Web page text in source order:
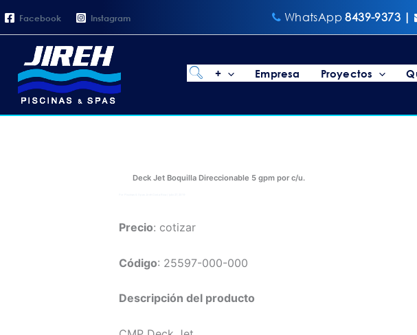
e
contenido
Facebook Instagram WhatsApp8439-9373 |
+ Empresa Proyectos
Deck Jet Boquilla Direccionable 5 gpm por c/u.
Precio: cotizar
Código: 25597-000-000
Descripción del producto